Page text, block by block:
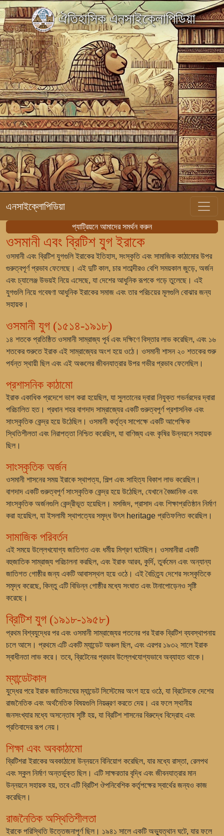
ঐতিহাসিক এনসাইক্লোপিডিয়া
এনসাইক্লোপিডিয়া
প্যাট্রিয়নে আমাদের সমর্থন করুন
ওসমানী এবং ব্রিটিশ যুগ ইরাকে
ওসমানী এবং ব্রিটিশ যুগগুলি ইরাকের ইতিহাস, সংস্কৃতি এবং সামাজিক কাঠামোর উপর
গুরুত্বপূর্ণ প্রভাব ফেলেছে। এই দুটি কাল, চার শতাব্দীরও বেশি সময়কাল জুড়ে, অর্জন
এবং চ্যালেঞ্জ উভয়ই নিয়ে এসেছে, যা দেশের আধুনিক রূপকে গড়ে তুলেছে। এই
যুগগুলি নিয়ে গবেষণা আধুনিক ইরাকের সমাজ এবং তার পরিচয়ের মূলগুলি বোঝার জন্য
সহায়ক।
ওসমানী যুগ (১৫১৪-১৯১৮)
১৪ শতকে প্রতিষ্ঠিত ওসমানী সাম্রাজ্য পূর্ব এবং দক্ষিণে বিস্তার লাভ করেছিল, এবং ১৬
শতকের শুরুতে ইরাক এই সাম্রাজ্যের অংশ হয়ে ওঠে। ওসমানী শাসন ২০ শতকের শুরু
পর্যন্ত স্থায়ী ছিল এবং এই অঞ্চলের জীবনযাত্রার উপর গভীর প্রভাব ফেলেছিল।
প্রশাসনিক কাঠামো
ইরাক একাধিক প্রদেশে ভাগ করা হয়েছিল, যা সুলতানের দ্বারা নিযুক্ত গভর্নরদের দ্বারা
পরিচালিত হত। প্রধান শহর বাগদাদ সাম্রাজ্যের একটি গুরুত্বপূর্ণ প্রশাসনিক এবং
সাংস্কৃতিক কেন্দ্র হয়ে উঠেছিল। ওসমানী কর্তৃত্ব সাপেক্ষে একটি আপেক্ষিক
স্থিতিশীলতা এবং নিরাপত্তা নিশ্চিত করেছিল, যা বাণিজ্য এবং কৃষির উন্নয়নে সহায়ক
ছিল।
সাংস্কৃতিক অর্জন
ওসমানী শাসনের সময় ইরাকে স্থাপত্য, শিল্প এবং সাহিত্য বিকাশ লাভ করেছিল।
বাগদাদ একটি গুরুত্বপূর্ণ সাংস্কৃতিক কেন্দ্র হয়ে উঠেছিল, যেখানে বৈজ্ঞানিক এবং
সাংস্কৃতিক অর্জনগুলি কেন্দ্রীভূত হয়েছিল। মসজিদ, প্রাসাদ এবং শিক্ষাপ্রতিষ্ঠান নির্মাণ
করা হয়েছিল, যা ইসলামী স্থাপত্যের সমৃদ্ধ উৎস heritage প্রতিফলিত করেছিল।
সামাজিক পরিবর্তন
এই সময়ে উল্লেখযোগ্য জাতিগত এবং ধর্মীয় মিশ্রণ ঘটেছিল। ওসমানীরা একটি
বহুজাতিক সাম্রাজ্য পরিচালনা করছিল, এবং ইরাক আরব, কুর্দি, তুর্কমেন এবং অন্যান্য
জাতিগত গোষ্ঠীর জন্য একটি আবাসস্থল হয়ে ওঠে। এই বৈচিত্র্য দেশের সংস্কৃতিকে
সমৃদ্ধ করেছে, কিন্তু এটি বিভিন্ন গোষ্ঠীর মধ্যে সংঘাত এবং টানাপোড়েনও সৃষ্টি
করেছে।
ব্রিটিশ যুগ (১৯১৮-১৯৫৮)
প্রথম বিশ্বযুদ্ধের পর এবং ওসমানী সাম্রাজ্যের পতনের পর ইরাক ব্রিটিশ ব্যবস্থাপনায়
চলে আসে। প্রথমে এটি একটি ম্যান্ডেট অঞ্চল ছিল, এবং এরপর ১৯৩২ সালে ইরাক
স্বাধীনতা লাভ করে। তবে, ব্রিটেনের প্রভাব উল্লেখযোগ্যভাবে অব্যাহত থাকে।
ম্যান্ডেটকাল
যুদ্ধের পরে ইরাক জাতিসংঘের ম্যান্ডেট সিস্টেমের অংশ হয়ে ওঠে, যা ব্রিটেনকে দেশের
রাজনৈতিক এবং অর্থনৈতিক বিষয়গুলি নিয়ন্ত্রণ করতে দেয়। এর ফলে স্থানীয়
জনসংখ্যার মধ্যে অসন্তোষ সৃষ্টি হয়, যা ব্রিটিশ শাসনের বিরুদ্ধে বিদ্রোহ এবং
প্রতিবাদের রূপ নেয়।
শিক্ষা এবং অবকাঠামো
ব্রিটিশরা ইরাকের অবকাঠামো উন্নয়নে বিনিয়োগ করেছিল, যার মধ্যে রাস্তা, রেলপথ
এবং স্কুল নির্মাণ অন্তর্ভুক্ত ছিল। এটি সাক্ষরতার বৃদ্ধি এবং জীবনযাত্রার মান
উন্নয়নে সহায়ক হয়, তবে এটি ব্রিটিশ ঔপনিবেশিক কর্তৃপক্ষের স্বার্থের জন্যও কাজ
করেছিল।
রাজনৈতিক অস্থিতিশীলতা
ইরাকে পরিস্থিতি উত্তেজনাপূর্ণ ছিল। ১৯৪১ সালে একটি অভ্যুত্থান ঘটে, যার ফলে